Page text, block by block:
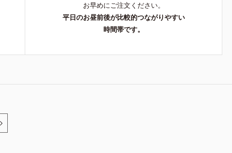
お早めにご注文ください。
平日のお昼前後が比較的つながりやすい
時間帯です。